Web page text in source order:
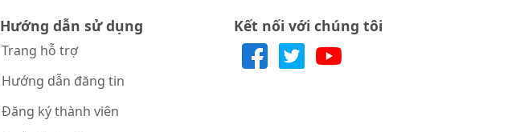
Hướng dẫn sử dụng
Trang hỗ trợ
Hướng dẫn đăng tin
Đăng ký thành viên
Kết nối với chúng tôi